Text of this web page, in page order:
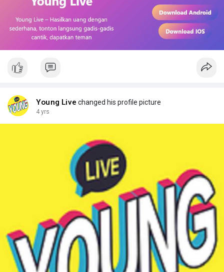
Young Live changed his profile picture
4 yrs